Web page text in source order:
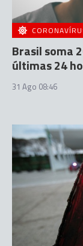
Brasil soma
últimas 24
31 Ago 08:46